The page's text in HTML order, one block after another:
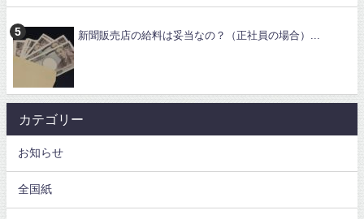
新聞販売店の給料は妥当なの？（正社員の場合）...
カテゴリー
お知らせ
全国紙